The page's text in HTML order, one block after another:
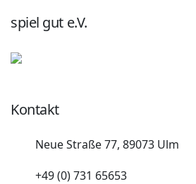
spiel gut e.V.
Kontakt
Neue Straße 77, 89073 Ulm
+49 (0) 731 65653